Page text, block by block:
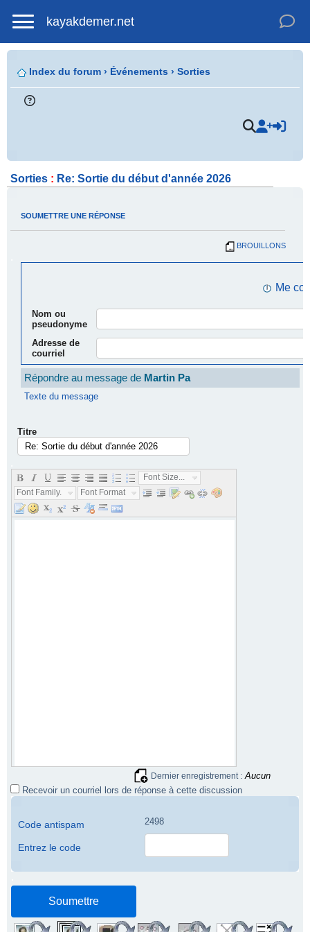
kayakdemer.net
Index du forum › Événements › Sorties
Sorties : Re: Sortie du début d'année 2026
SOUMETTRE UNE RÉPONSE
BROUILLONS
Me
Nom ou
pseudonyme
Adresse de
courriel
Répondre au message de Martin Pa
Texte du message
Titre
Font Size...
Font Family...
Font Format...
Dernier enregistrement : Aucun
Recevoir un courriel lors de réponse à cette discussion
Code antispam 2498
Entrez le code